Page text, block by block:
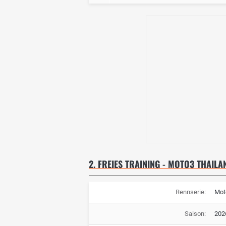
2. FREIES TRAINING - MOTO3
Rennserie:
Saison: